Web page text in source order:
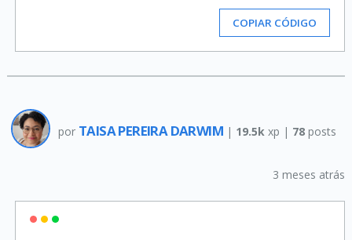
COPIAR CÓDIGO
por TAISA PEREIRA DARWIM | 19.5k xp | 78 posts
3 meses atrás